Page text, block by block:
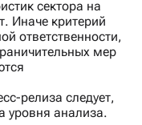
сектора на
Иначе критерий
ответственности,
мер
релиза следует,
уровня анализа.